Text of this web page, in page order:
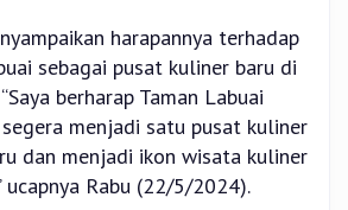
harapannya terhadap
sebagai pusat kuliner baru di
berharap Taman Labuai
menjadi satu pusat kuliner
dan menjadi ikon wisata kuliner
ucapnya Rabu (22/5/2024).